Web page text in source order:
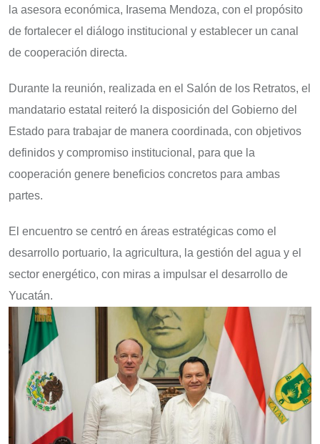
la asesora económica, Irasema Mendoza, con el propósito
de fortalecer el diálogo institucional y establecer un canal
de cooperación directa.
Durante la reunión, realizada en el Salón de los Retratos, el
mandatario estatal reiteró la disposición del Gobierno del
Estado para trabajar de manera coordinada, con objetivos
definidos y compromiso institucional, para que la
cooperación genere beneficios concretos para ambas
partes.
El encuentro se centró en áreas estratégicas como el
desarrollo portuario, la agricultura, la gestión del agua y el
sector energético, con miras a impulsar el desarrollo de
Yucatán.